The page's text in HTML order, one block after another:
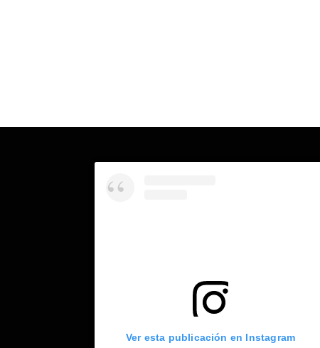
Ver esta publicación en Instagram